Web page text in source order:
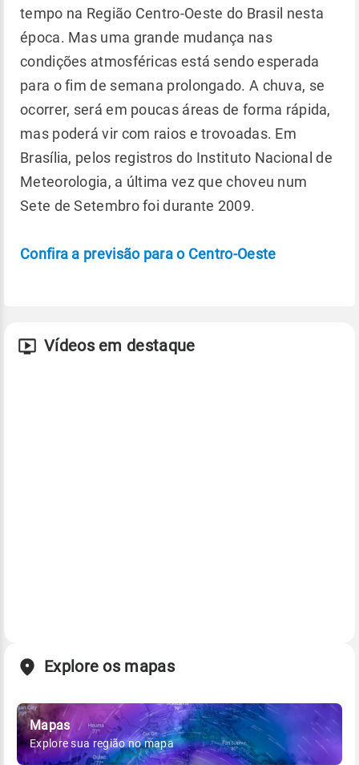
tempo na Região Centro-Oeste do Brasil nesta
época. Mas uma grande mudança nas
condições atmosféricas está sendo esperada
para o fim de semana prolongado. A chuva, se
ocorrer, será em poucas áreas de forma rápida,
mas poderá vir com raios e trovoadas. Em
Brasília, pelos registros do Instituto Nacional de
Meteorologia, a última vez que choveu num
Sete de Setembro foi durante 2009.
Confira a previsão para o Centro-Oeste
Vídeos em destaque
Explore os mapas
Mapas
Explore sua região no mapa